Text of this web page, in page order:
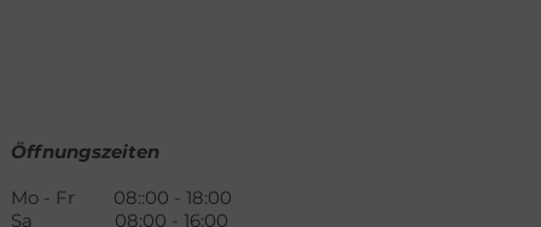
Öffnungszeiten
Mo - Fr 08::00 - 18:00
Sa 08:00 - 16:00